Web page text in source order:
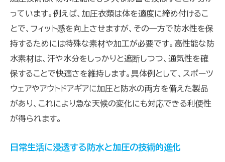
防水と加圧が創出する未来の快適な生活空
間
革新的な防水技術と加圧が提供する生活の安心
感
加圧技術を活かした防水の信頼性とは
日常の安心を支える防水と加圧の技術的基
盤
防水性能が高める加圧技術の安心感
っています。例えば、加圧衣類は体を適度に締め付けるこ
とで、フィット感を向上させますが、その一方で防水性を保
持するためには特殊な素材や加工が必要です。高性能な防
水素材は、汗や水分をしっかりと遮断しつつ、通気性を確
保することで快適さを維持します。具体例として、スポーツ
ウェアやアウトドアギアに加圧と防水の両方を備えた製品
があり、これにより急な天候の変化にも対応できる利便性
が得られます。
日常生活に浸透する防水と加圧の技術的進化